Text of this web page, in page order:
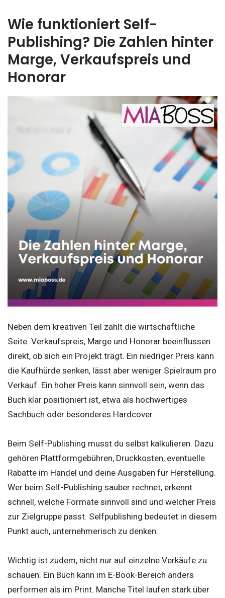
Wie funktioniert Self-
Publishing? Die Zahlen hinter
Marge, Verkaufspreis und
Honorar
Neben dem kreativen Teil zählt die wirtschaftliche
Seite. Verkaufspreis, Marge und Honorar beeinflussen
direkt, ob sich ein Projekt trägt. Ein niedriger Preis kann
die Kaufhürde senken, lässt aber weniger Spielraum pro
Verkauf. Ein hoher Preis kann sinnvoll sein, wenn das
Buch klar positioniert ist, etwa als hochwertiges
Sachbuch oder besonderes Hardcover.
Beim Self-Publishing musst du selbst kalkulieren. Dazu
gehören Plattformgebühren, Druckkosten, eventuelle
Rabatte im Handel und deine Ausgaben für Herstellung.
Wer beim Self-Publishing sauber rechnet, erkennt
schnell, welche Formate sinnvoll sind und welcher Preis
zur Zielgruppe passt. Selfpublishing bedeutet in diesem
Punkt auch, unternehmerisch zu denken.
Wichtig ist zudem, nicht nur auf einzelne Verkäufe zu
schauen. Ein Buch kann im E-Book-Bereich anders
performen als im Print. Manche Titel laufen stark über